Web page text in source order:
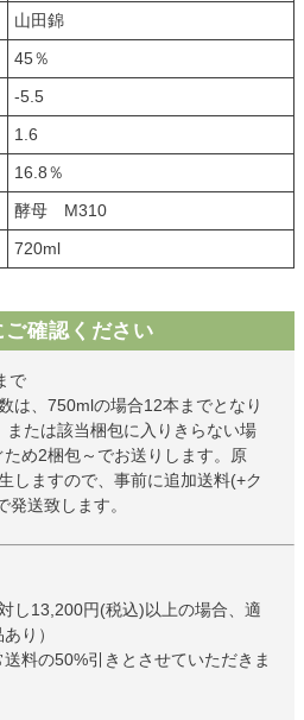
山田錦
45％
-5.5
1.6
16.8％
酵母 M310
720ml
ご確認ください
で
は、750mlの場合12本までとなり
または該当梱包に入りきらない場
め2梱包～でお送りします。原
しますので、事前に追加送料(+ク
送致します。
し13,200円(税込)以上の場合、適
り）
料の50%引きとさせていただきま